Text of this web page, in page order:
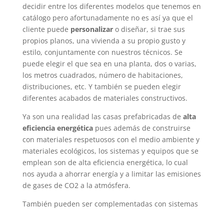
decidir entre los diferentes modelos que tenemos en
catálogo pero afortunadamente no es así ya que el
cliente puede personalizar o diseñar, si trae sus
propios planos, una vivienda a su propio gusto y
estilo, conjuntamente con nuestros técnicos. Se
puede elegir el que sea en una planta, dos o varias,
los metros cuadrados, número de habitaciones,
distribuciones, etc. Y también se pueden elegir
diferentes acabados de materiales constructivos.
Ya son una realidad las casas prefabricadas de alta
eficiencia energéticapues además de construirse
con materiales respetuosos con el medio ambiente y
materiales ecológicos, los sistemas y equipos que se
emplean son de alta eficiencia energética, lo cual
nos ayuda a ahorrar energía y a limitar las emisiones
de gases de CO2 a la atmósfera.
También pueden ser complementadas con sistemas